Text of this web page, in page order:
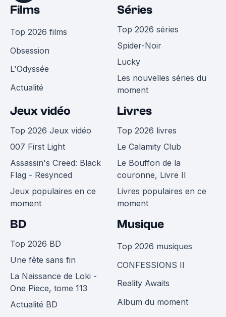
Films
Top 2026 films
Obsession
L'Odyssée
Actualité
Séries
Top 2026 séries
Spider-Noir
Lucky
Les nouvelles séries du
moment
Jeux vidéo
Top 2026 Jeux vidéo
007 First Light
Assassin's Creed: Black
Flag - Resynced
Jeux populaires en ce
moment
Livres
Top 2026 livres
Le Calamity Club
Le Bouffon de la
couronne, Livre II
Livres populaires en ce
moment
BD
Top 2026 BD
Une fête sans fin
La Naissance de Loki -
One Piece, tome 113
Actualité BD
Musique
Top 2026 musiques
CONFESSIONS II
Reality Awaits
Album du moment